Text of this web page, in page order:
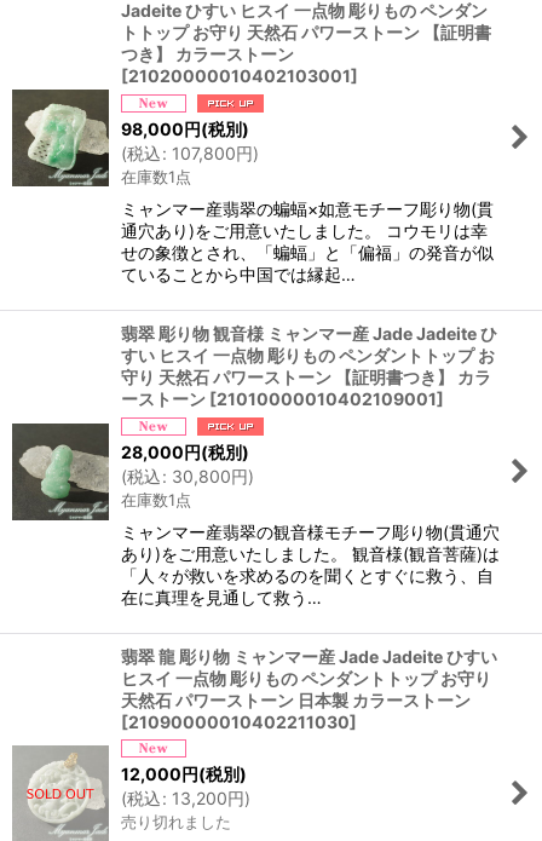
Jadeite ひすい ヒスイ 一点物 彫りもの ペンダン
トトップ お守り 天然石 パワーストーン 【証明書
つき】 カラーストーン
[21020000010402103001]
98,000円(税別)
(税込: 107,800円)
在庫数1点
ミャンマー産翡翠の蝙蝠×如意モチーフ彫り物(貫
通穴あり)をご用意いたしました。 コウモリは幸
せの象徴とされ、「蝙蝠」と「偏福」の発音が似
ていることから中国では縁起…
翡翠 彫り物 観音様 ミャンマー産 Jade Jadeite ひ
すい ヒスイ 一点物 彫りもの ペンダントトップ お
守り 天然石 パワーストーン 【証明書つき】 カラ
ーストーン [21010000010402109001]
28,000円(税別)
(税込: 30,800円)
在庫数1点
ミャンマー産翡翠の観音様モチーフ彫り物(貫通穴
あり)をご用意いたしました。 観音様(観音菩薩)は
「人々が救いを求めるのを聞くとすぐに救う、自
在に真理を見通して救う…
翡翠 龍 彫り物 ミャンマー産 Jade Jadeite ひすい
ヒスイ 一点物 彫りもの ペンダントトップ お守り
天然石 パワーストーン 日本製 カラーストーン
[21090000010402211030]
12,000円(税別)
(税込: 13,200円)
売り切れました